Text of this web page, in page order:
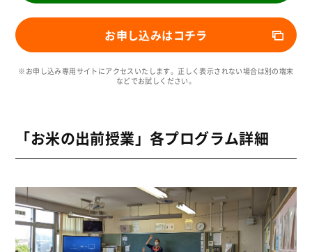
お申し込みはコチラ
※お申し込み専用サイトにアクセスいたします。正しく表示されない場合は別の端末
などでお試しください。
「お米の出前授業」各プログラム詳細